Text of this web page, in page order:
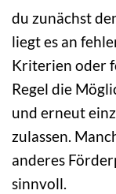
du zunächst
liegt es an
Kriterien oder
Regel die
und erneut
zulassen.
anderes
sinnvoll.